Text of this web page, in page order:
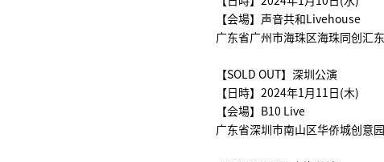
【会場】声音共和Livehouse
广东省广州市海珠区海珠同创汇
【SOLD OUT】深圳公演
【日時】2024年1月11日(木)
【会場】B10 Live
广东省深圳市南山区华侨城创意